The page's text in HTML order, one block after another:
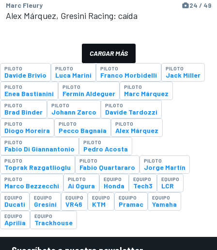
Marc Fleury 24 / 49
Alex Márquez, Gresini Racing: caída
CARGAR MÁS
PILOTO
Davide Brivio
PILOTO
Luca Marini
PILOTO
Franco Morbidelli
PILOTO
Jack Miller
PILOTO
Enea Bastianini
PILOTO
Fermín Aldeguer
PILOTO
Marc Márquez
PILOTO
Brad Binder
PILOTO
Johann Zarco
PILOTO
Davide Tardozzi
PILOTO
Diogo Moreira
PILOTO
Pecco Bagnaia
PILOTO
Alex Márquez
PILOTO
Fabio Di Giannantonio
PILOTO
Pedro Acosta
PILOTO
Toprak Razgatlioglu
PILOTO
Fabio Quartararo
PILOTO
Jorge Martín
PILOTO
Marco Bezzecchi
PILOTO
Ai Ogura
EQUIPO
Honda
EQUIPO
Tech3
EQUIPO
LCR
EQUIPO
Ducati
EQUIPO
Gresini
EQUIPO
VR46
EQUIPO
KTM
EQUIPO
Pramac
EQUIPO
Yamaha
EQUIPO
Aprilia
EQUIPO
Trackhouse